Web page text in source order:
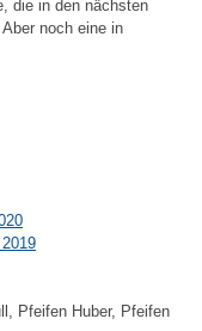
die in den nächsten
noch eine in
Pfeifen Huber, Pfeifen